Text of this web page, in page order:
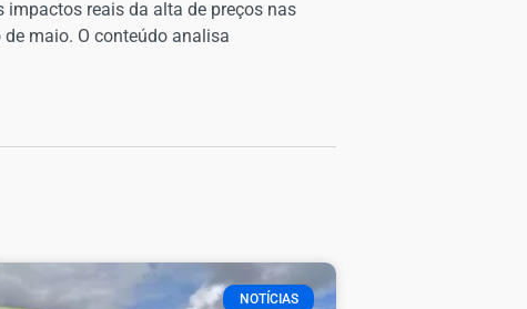
reais da alta de preços nas
maio. O conteúdo analisa
NOTÍCIAS